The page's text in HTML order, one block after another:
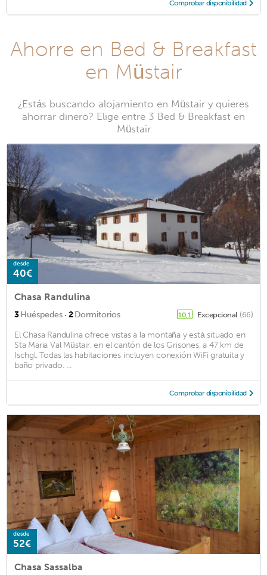
Comprobar disponibilidad
Ahorre en Bed & Breakfast
en Müstair
¿Estás buscando alojamiento en Müstair y quieres
ahorrar dinero? Elige entre 3 Bed & Breakfast en
Müstair
desde
40€
Chasa Randulina
3Huéspedes · 2Dormitorios 10,1 Excepcional (66)
El Chasa Randulina ofrece vistas a la montaña y está situado en
Sta Maria Val Müstair, en el cantón de los Grisones, a 47 km de
Ischgl. Todas las habitaciones incluyen conexión WiFi gratuita y
baño privado. ...
Comprobar disponibilidad
desde
52€
Chasa Sassalba